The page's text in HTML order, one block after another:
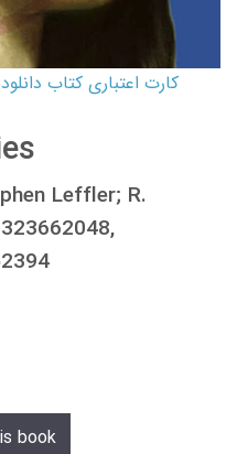
Leffler; R.
book